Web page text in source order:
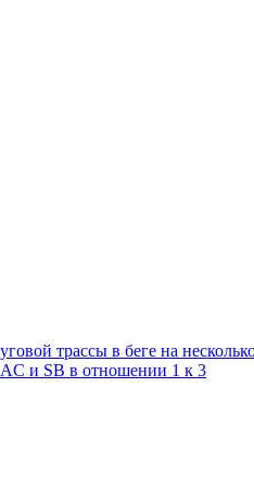
трассы в беге на
и SB в отношении 1 к 3